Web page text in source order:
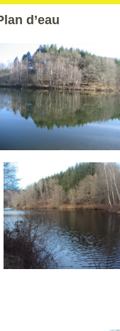
d’eau